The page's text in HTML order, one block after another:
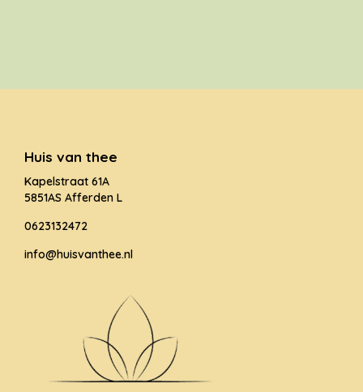
Huis van thee
Kapelstraat 61A
5851AS Afferden L
0623132472
info@huisvanthee.nl